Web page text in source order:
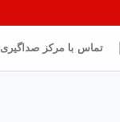
تماس با مرکز صداگیری